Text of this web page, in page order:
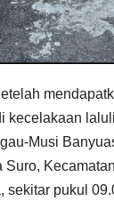
kecelakaan
Musi
Suro,
sekitar pukul